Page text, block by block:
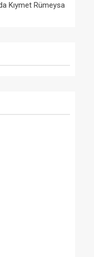
Kıymet Rümeysa